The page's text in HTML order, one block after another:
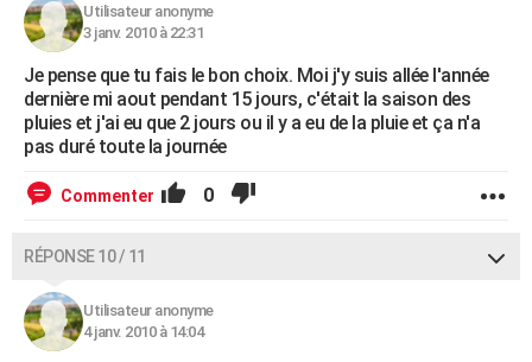
Utilisateur anonyme
3 janv. 2010 à 22:31
Je pense que tu fais le bon choix. Moi j'y suis allée l'année
dernière mi aout pendant 15 jours, c'était la saison des
pluies et j'ai eu que 2 jours ou il y a eu de la pluie et ça n'a
pas duré toute la journée
Commenter 0
RÉPONSE 10 / 11
Utilisateur anonyme
4 janv. 2010 à 14:04